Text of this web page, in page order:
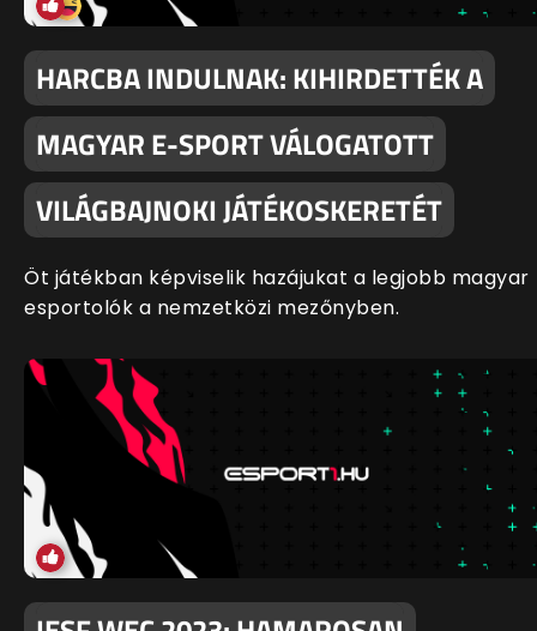
HARCBA INDULNAK: KIHIRDETTÉK A
MAGYAR E-SPORT VÁLOGATOTT
VILÁGBAJNOKI JÁTÉKOSKERETÉT
Öt játékban képviselik hazájukat a legjobb magyar
esportolók a nemzetközi mezőnyben.